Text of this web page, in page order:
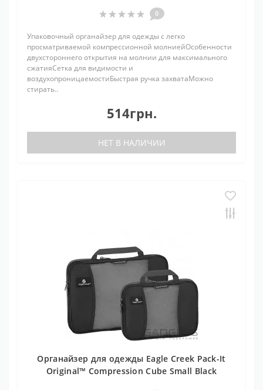
0
Упаковочный органайзер для одежды с легко
просматриваемой компрессионной молниейОсобенности
двухстороннего открытия на молнии для максимального
сжатияСетка для видимости и
воздухопроницаемостиБыстрая ручка захватаМожно
стирать..
514грн.
НЕТ В НАЛИЧИИ
Органайзер для одежды Eagle Creek Pack-It
Original™ Compression Cube Small Black